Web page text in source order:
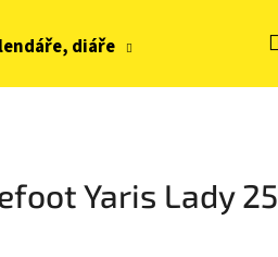
diáře Hračky,
Yaris Lady